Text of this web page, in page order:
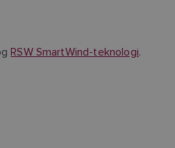
RSW SmartWind-teknologi.